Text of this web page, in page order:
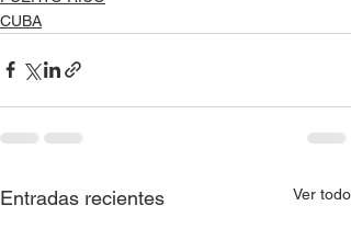
CUBA
Entradas recientes Ver todo